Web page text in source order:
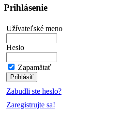
Prihlásenie
Užívateľské meno
Heslo
Zapamätať
Zabudli ste heslo?
Zaregistrujte sa!